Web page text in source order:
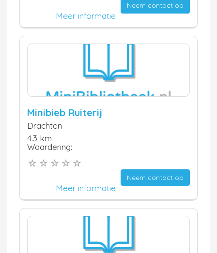
Neem contact op
Meer informatie
Minibieb Ruiterij
Drachten
4.3 km
Waardering:
Neem contact op
Meer informatie